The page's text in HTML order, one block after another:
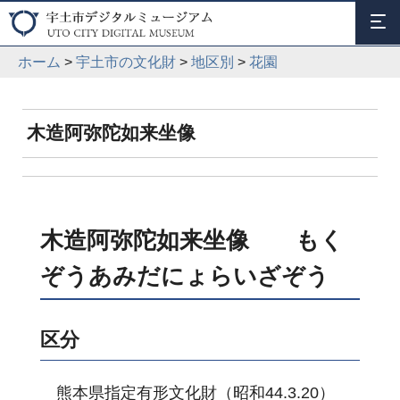
ホーム > 宇土市の文化財 > 地区別 > 花園
木造阿弥陀如来坐像
木造阿弥陀如来坐像 もく
ぞうあみだにょらいざぞう
区分
熊本県指定有形文化財（昭和44.3.20）